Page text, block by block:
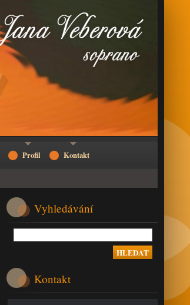
Vyhledávání
Kontakt
Profil Kontakt